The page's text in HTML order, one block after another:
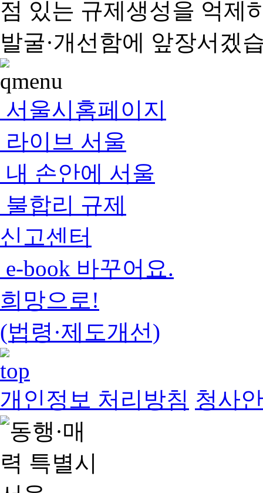
점 있는 규제생성을 억제
발굴·개선함에 앞장서겠
서울시홈페이지
라이브 서울
내 손안에 서울
불합리 규제
신고센터
e-book 바꾸어요.
희망으로!
(법령·제도개선)
개인정보 처리방침 청사